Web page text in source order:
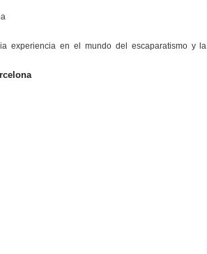
experiencia en el mundo del escaparatismo y la